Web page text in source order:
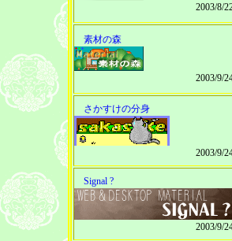
2003/8/
素材の森
2003/9/
さかすけの分身
2003/9/
Signal ?
2003/9/